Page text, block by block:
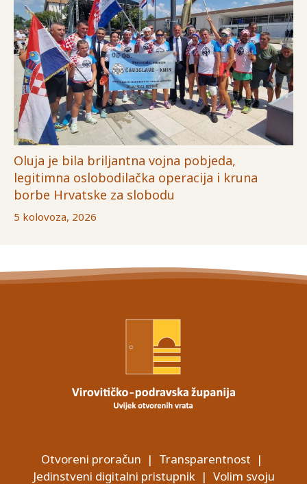
Oluja je bila briljantna vojna pobjeda,
legitimna oslobodilačka operacija i kruna
borbe Hrvatske za slobodu
5 kolovoza, 2026
Otvoreni proračun | Transparentnost |
Jedinstveni digitalni pristupnik| Volim svoju